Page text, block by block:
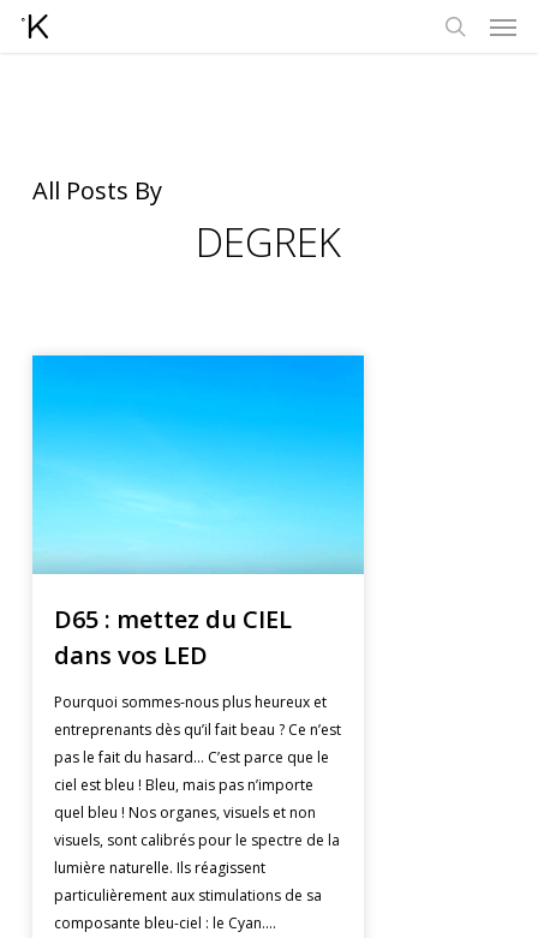
All Posts By
DEGREK
D65 : mettez du CIEL
dans vos LED
Pourquoi sommes-nous plus heureux et
entreprenants dès qu’il fait beau ? Ce n’est
pas le fait du hasard... C’est parce que le
ciel est bleu ! Bleu, mais pas n’importe
quel bleu ! Nos organes, visuels et non
visuels, sont calibrés pour le spectre de la
lumière naturelle. Ils réagissent
particulièrement aux stimulations de sa
composante bleu-ciel : le Cyan....